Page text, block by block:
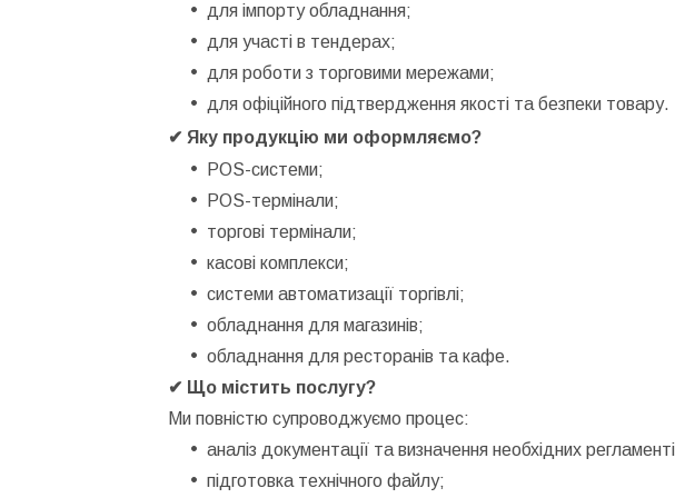
для імпорту обладнання;
для участі в тендерах;
для роботи з торговими мережами;
для офіційного підтвердження якості та безпеки товару.
✔ Яку продукцію ми оформляємо?
POS-системи;
POS-термінали;
торгові термінали;
касові комплекси;
системи автоматизації торгівлі;
обладнання для магазинів;
обладнання для ресторанів та кафе.
✔ Що містить послугу?
Ми повністю супроводжуємо процес:
аналіз документації та визначення необхідних
підготовка технічного файлу;